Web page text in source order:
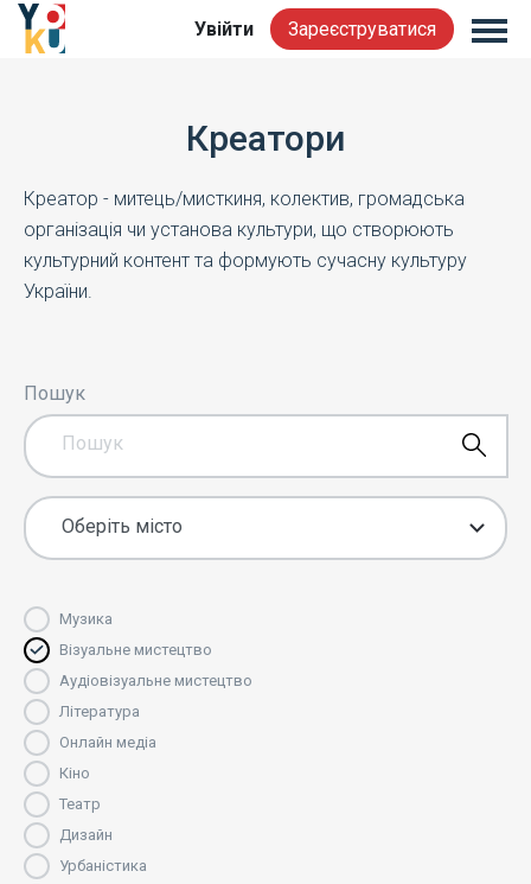
Увійти Зареєструватися
Креатори
Креатор - митець/мисткиня, колектив, громадська
організація чи установа культури, що створюють
культурний контент та формують сучасну культуру
України.
Пошук
Оберіть місто
Музика
Візуальне мистецтво
Аудіовізуальне мистецтво
Література
Онлайн медіа
Кіно
Театр
Дизайн
Урбаністика